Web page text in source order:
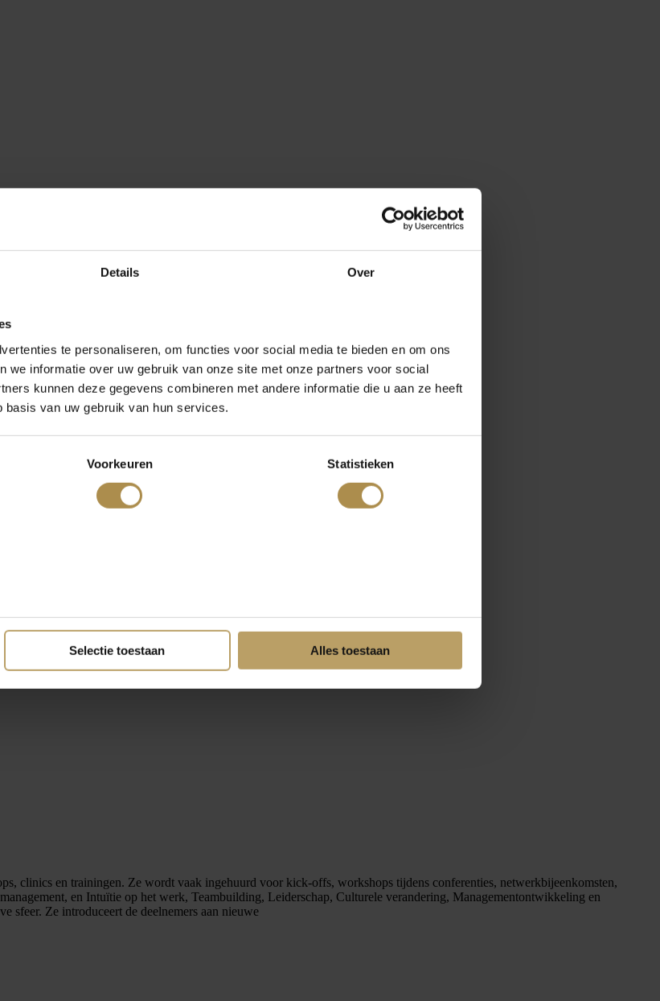
Details Over
te personaliseren, om functies voor social media te bieden en om ons
we informatie over uw gebruik van onze site met onze partners voor social
kunnen deze gegevens combineren met andere informatie die u aan ze heeft
van uw gebruik van hun services.
Voorkeuren Statistieken
Selectie toestaan Alles toestaan
clinics en trainingen. Ze wordt vaak ingehuurd voor kick-offs, workshops tijdens conferenties, netwerkbijeenkomsten,
en Intuïtie op het werk, Teambuilding, Leiderschap, Culturele verandering, Managementontwikkeling en
sfeer. Ze introduceert de deelnemers aan nieuwe